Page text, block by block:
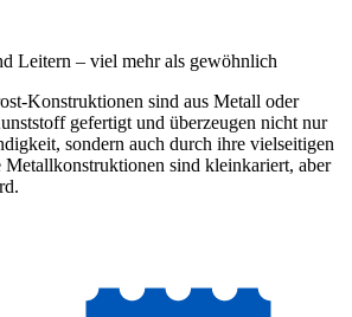
Leitern – viel mehr als gewöhnlich
Konstruktionen sind aus Metall oder
gefertigt und überzeugen nicht nur
sondern auch durch ihre vielseitigen
Metallkonstruktionen sind kleinkariert, aber